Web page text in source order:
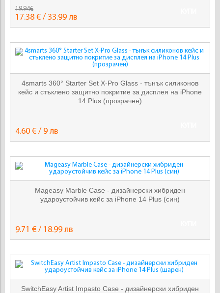
19.94€
17.38 € / 33.99 лв
4smarts 360° Starter Set X-Pro Glass - тънък силиконов
кейс и стъклено защитно покритие за дисплея на iPhone
14 Plus (прозрачен)
4.60 € / 9 лв
Mageasy Marble Case - дизайнерски хибриден
удароустойчив кейс за iPhone 14 Plus (син)
9.71 € / 18.99 лв
SwitchEasy Artist Impasto Case - дизайнерски хибриден